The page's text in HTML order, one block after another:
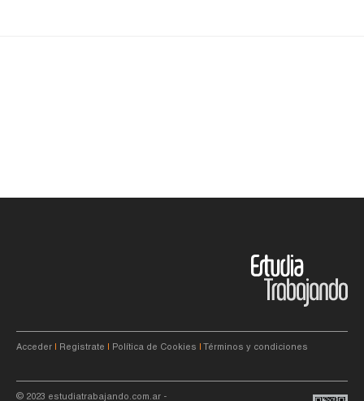
Acceder Registrate Política de Cookies Términos y condiciones
© 2023 estudiatrabajando.com.ar -